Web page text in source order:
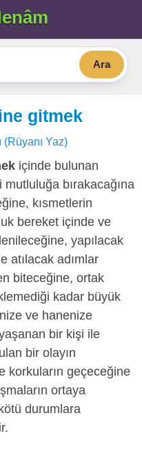
Ara
gitmek
(Rüyanı Yaz)
içinde bulunan
bırakacağına
kısmetlerin
bereket içinde ve
yapılacak
atılacak adımlar
biteceğine, ortak
kadar büyük
ve hanenize
bir kişi ile
bir olayın
korkuların geçeceğine
ortaya
durumlara